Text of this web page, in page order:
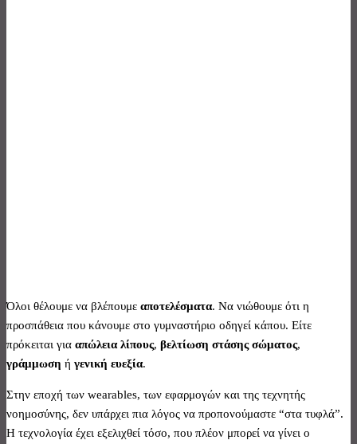
Όλοι θέλουμε να βλέπουμε αποτελέσματα. Να νιώθουμε ότι η
προσπάθεια που κάνουμε στο γυμναστήριο οδηγεί κάπου. Eίτε
πρόκειται για απώλεια λίπους, βελτίωση στάσης σώματος,
γράμμωση ή γενική ευεξία.
Στην εποχή των wearables, των εφαρμογών και της τεχνητής
νοημοσύνης, δεν υπάρχει πια λόγος να προπονούμαστε “στα τυφλά”.
Η τεχνολογία έχει εξελιχθεί τόσο, που πλέον μπορεί να γίνει ο